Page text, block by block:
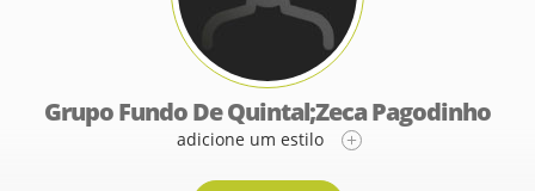
Grupo Fundo De Quintal;Zeca Pagodinho
adicione um estilo